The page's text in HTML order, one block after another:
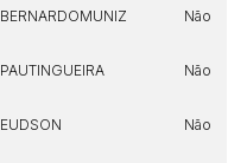
BERNARDOMUNIZ Não
PAUTINGUEIRA Não
EUDSON Não